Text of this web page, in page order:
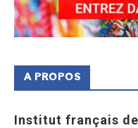
A PROPOS
Institut français